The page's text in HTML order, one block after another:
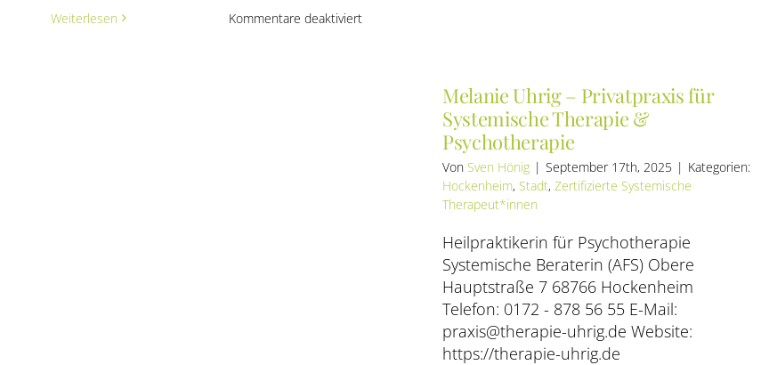
Weiterlesen Kommentare deaktiviertfür
Melanie Uhrig – Privatpraxis für
Systemische Therapie &
Psychotherapie
Von Sven Hönig | September 17th, 2025 | Kategorien:
Hockenheim, Stadt, Zertifizierte Systemische
Therapeut*innen
Heilpraktikerin für Psychotherapie
Systemische Beraterin (AFS) Obere
Hauptstraße 7 68766 Hockenheim
Telefon: 0172 - 878 56 55 E-Mail:
praxis@therapie-uhrig.de Website:
https://therapie-uhrig.de